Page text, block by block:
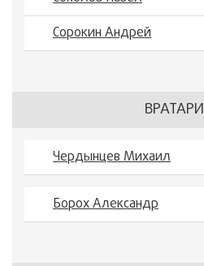
Сорокин Андрей
ВРАТАРИ
Чердынцев Михаил
Борох Александр